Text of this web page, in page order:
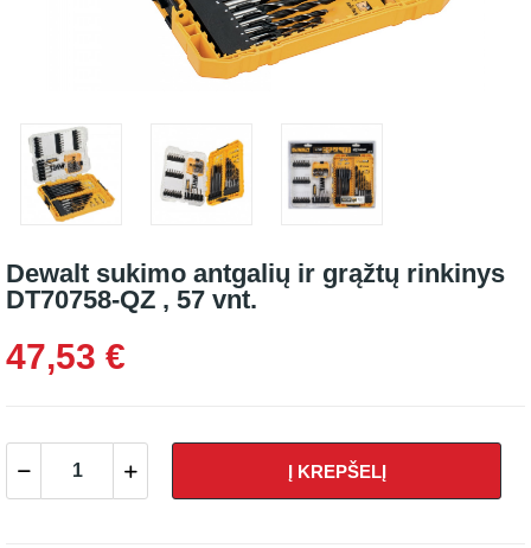
Dewalt sukimo antgalių ir grąžtų rinkinys
DT70758-QZ , 57 vnt.
47,53 €
Į KREPŠELĮ